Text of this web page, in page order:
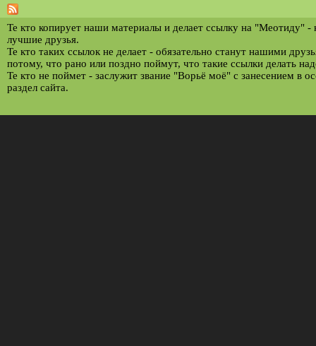
т
р
а
н
и
Те кто копирует наши материалы и делает ссылку на "Меотиду" -
лучшие друзья.
Те кто таких ссылок не делает - обязательно станут нашими
потому, что рано или поздно поймут, что такие ссылки делать
Те кто не поймет - заслужит звание "Ворьё моё" с занесением в
раздел сайта.